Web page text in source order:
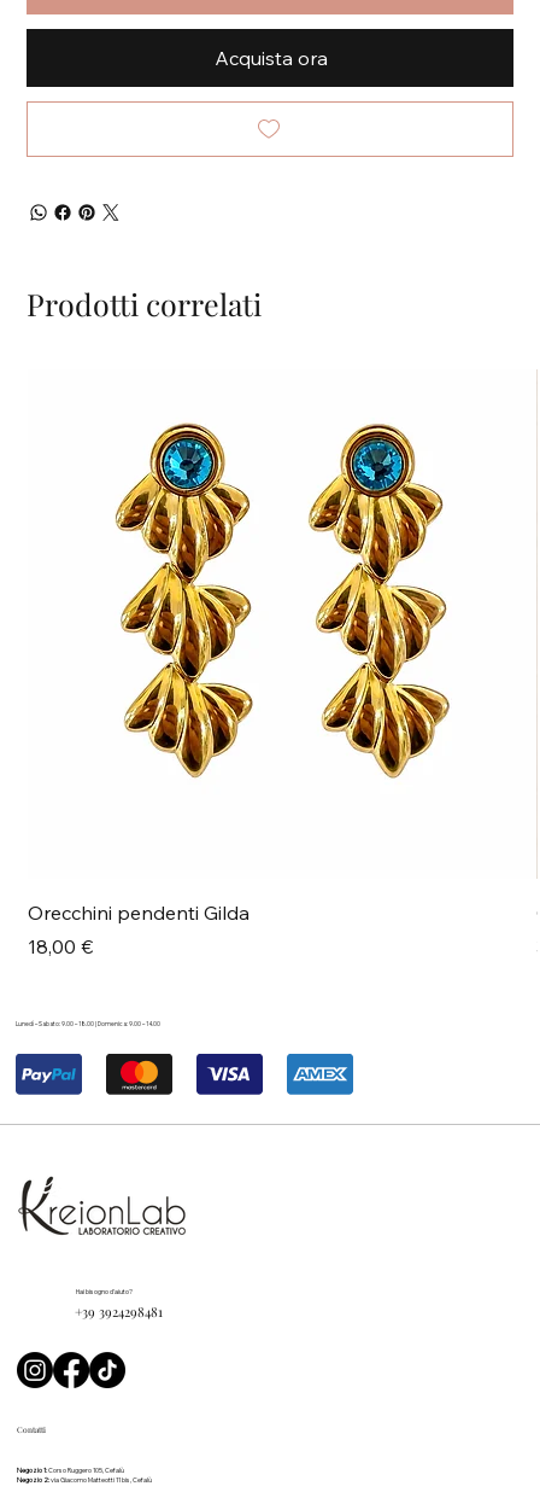
Acquista ora
Prodotti correlati
Orecchini pendenti Gilda
Prezzo
18,00 €
Contatti
Negozio 1:Corso Ruggero 105, Cefalù
Negozio 2:via Giacomo Matteotti 11 bis, Cefalù
Hai bisogno d'aiuto?
+39 3924298481
Lunedì – Sabato: 9.00 – 18.00 | Domenica: 9.00 – 14.00